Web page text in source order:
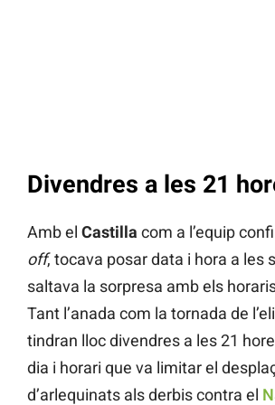
Divendres a les 21
Amb el Castilla com a l’equip
off, tocava posar data i hora a les
saltava la sorpresa amb els
Tant l’anada com la tornada de
tindran lloc divendres a les 21
dia i horari que va limitar el
d’arlequinats als derbis contra el